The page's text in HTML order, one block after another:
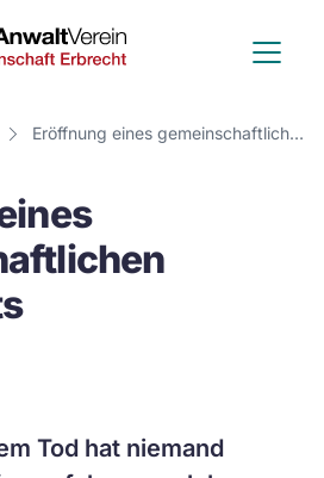
Deutscher
Anwalt
Verein
Erbrecht
Eröffnung eines gemeinschaftlichen Testaments
Tod hat niemand